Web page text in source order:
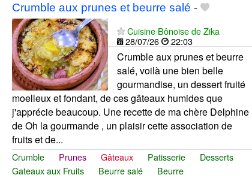
Crumble aux prunes et beurre salé -
Cuisine Bônoise de Zika
28/07/26
22:03
Crumble aux prunes et beurre
salé, voilà une bien belle
gourmandise, un dessert fruité
moelleux et fondant, de ces gâteaux humides que
j'apprécie beaucoup. Une recette de ma chère Delphine
de Oh la gourmande , un plaisir cette association de
fruits et de...
Crumble Prunes Gâteaux Patisserie
Desserts
Gateaux aux Fruits
Beurre salé Beurre